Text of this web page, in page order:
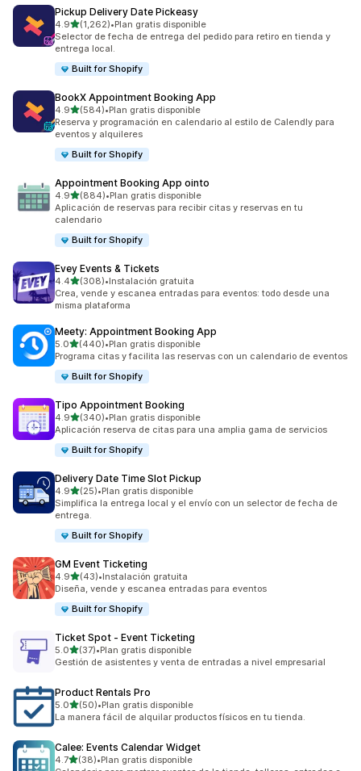
Pickup Delivery Date Pickeasy
4.9de 5 estrellas
(1,262)
1262 reseñas en total
•Plan gratis disponible
Selector de fecha de entrega del pedido para retiro en tienda y
entrega local.
Built for Shopify
BookX Appointment Booking App
4.9de 5 estrellas
(584)
584 reseñas en total
•Plan gratis disponible
Reserva y programación en calendario al estilo de Calendly para
eventos y alquileres
Built for Shopify
Appointment Booking App ointo
4.9de 5 estrellas
(884)
884 reseñas en total
•Plan gratis disponible
Aplicación de reservas para recibir citas y reservas en tu
calendario
Built for Shopify
Evey Events & Tickets
4.4de 5 estrellas
(308)
308 reseñas en total
•Instalación gratuita
Crea, vende y escanea entradas para eventos: todo desde una
misma plataforma
Meety: Appointment Booking App
5.0de 5 estrellas
(440)
440 reseñas en total
•Plan gratis disponible
Programa citas y facilita las reservas con un calendario de eventos
Built for Shopify
Tipo Appointment Booking
4.9de 5 estrellas
(340)
340 reseñas en total
•Plan gratis disponible
Aplicación reserva de citas para una amplia gama de servicios
Built for Shopify
Delivery Date Time Slot Pickup
4.9de 5 estrellas
(25)
25 reseñas en total
•Plan gratis disponible
Simplifica la entrega local y el envío con un selector de fecha de
entrega.
Built for Shopify
GM Event Ticketing
4.9de 5 estrellas
(43)
43 reseñas en total
•Instalación gratuita
Diseña, vende y escanea entradas para eventos
Built for Shopify
Ticket Spot ‑ Event Ticketing
5.0de 5 estrellas
(37)
37 reseñas en total
•Plan gratis disponible
Gestión de asistentes y venta de entradas a nivel empresarial
Product Rentals Pro
5.0de 5 estrellas
(50)
50 reseñas en total
•Plan gratis disponible
La manera fácil de alquilar productos físicos en tu tienda.
Calee: Events Calendar Widget
4.7de 5 estrellas
(38)
38 reseñas en total
•Plan gratis disponible